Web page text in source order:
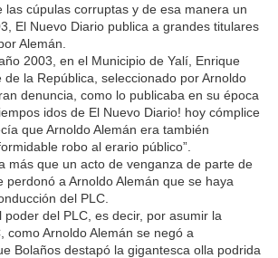
las cúpulas corruptas y de esa manera un
El Nuevo Diario publica a grandes titulares
Alemán.
2003, en el Municipio de Yalí, Enrique
de la República, seleccionado por Arnoldo
denuncia, como lo publicaba en su época
idos de El Nuevo Diario! hoy cómplice
que Arnoldo Alemán era también
robo al erario público”.
más que un acto de venganza de parte de
perdonó a Arnoldo Alemán que se haya
del PLC.
poder del PLC, es decir, por asumir la
como Arnoldo Alemán se negó a
Bolaños destapó la gigantesca olla podrida